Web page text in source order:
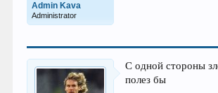
Admin Kava
Administrator
С одной стороны
полез бы